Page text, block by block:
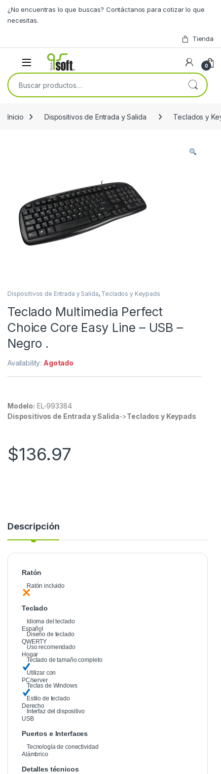
¿No encuentras lo que buscas? Contáctanos para cotizar lo que
necesitas.
Tienda
0
Buscar por:
Inicio Dispositivos de Entrada y Salida Teclados y
Dispositivos de Entrada y Salida, Teclados y Keypads
Teclado Multimedia Perfect
Choice Core Easy Line – USB –
Negro .
Availability: Agotado
Modelo: EL-993384
Dispositivos de Entrada y Salida->Teclados y Keypads
$136.97
Descripción
Ratón
Ratón incluido
Teclado
Idioma del teclado
Español
Diseño de teclado
QWERTY
Uso recomendado
Hogar
Teclado de tamaño completo
Utilizar con
PC/server
Teclas de Windows
Estilo de teclado
Derecho
Interfaz del dispositivo
USB
Puertos e Interfaces
Tecnología de conectividad
Alámbrico
Detalles técnicos